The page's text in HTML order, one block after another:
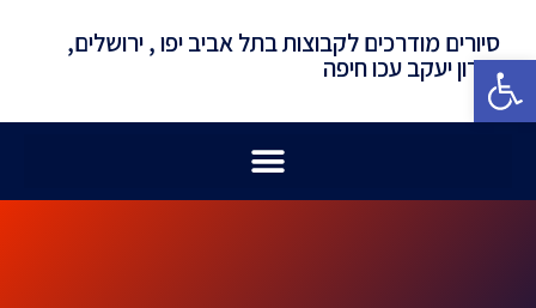
פתח סרגל נגישות
סיורים מודרכים לקבוצות בתל אביב יפו , ירושלים,
זכרון יעקב עכו חיפה